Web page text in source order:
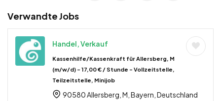
Verwandte Jobs
Handel, Verkauf
Kassenhilfe/Kassenkraft für Allersberg, M
(m/w/d) – 17,00 € / Stunde – Vollzeitstelle,
Teilzeitstelle, Minijob
90580 Allersberg, M, Bayern, Deutschland